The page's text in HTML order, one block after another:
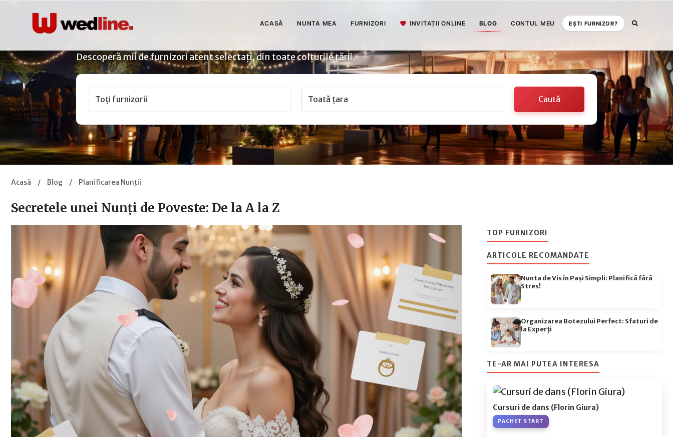
ACASĂ NUNTA MEA FURNIZORI INVITAȚII ONLINE BLOG CONTUL MEU EȘTI FURNIZOR?
Descoperă mii de furnizori atent selectați, din toate colțurile țării.
Toți furnizorii Toată țara Caută
Acasă / Blog / Planificarea Nunții
Secretele unei Nunți de Poveste: De la A la Z
TOP FURNIZORI
ARTICOLE RECOMANDATE
Nunta de Vis în Pași Simpli: Planifică fără
Stres!
Organizarea Botezului Perfect: Sfaturi de
la Experți
TE-AR MAI PUTEA INTERESA
Cursuri de dans (Florin Giura)
PACHET START